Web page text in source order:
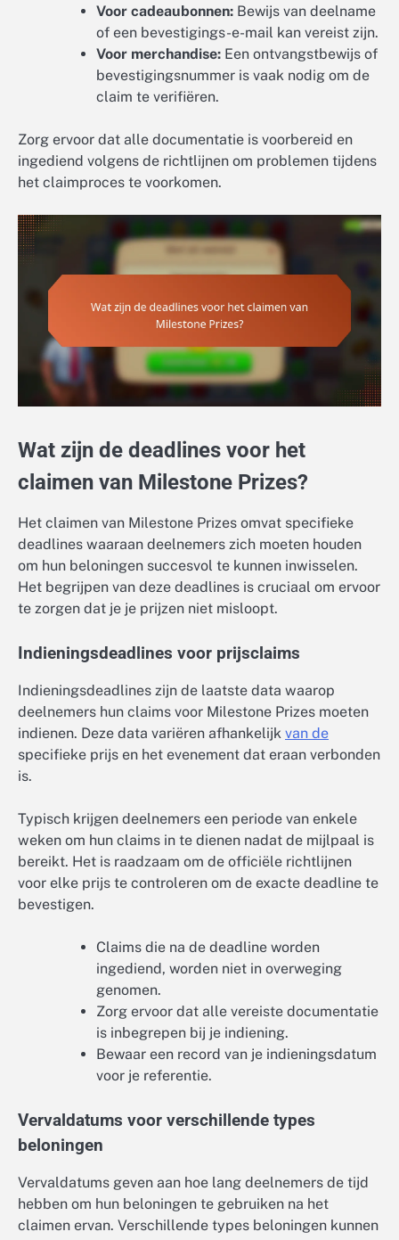
Voor cadeaubonnen: Bewijs van deelname
of een bevestigings-e-mail kan vereist zijn.
Voor merchandise: Een ontvangstbewijs of
bevestigingsnummer is vaak nodig om de
claim te verifiëren.
Zorg ervoor dat alle documentatie is voorbereid en
ingediend volgens de richtlijnen om problemen tijdens
het claimproces te voorkomen.
Wat zijn de deadlines voor het
claimen van Milestone Prizes?
Het claimen van Milestone Prizes omvat specifieke
deadlines waaraan deelnemers zich moeten houden
om hun beloningen succesvol te kunnen inwisselen.
Het begrijpen van deze deadlines is cruciaal om ervoor
te zorgen dat je je prijzen niet misloopt.
Indieningsdeadlines voor prijsclaims
Indieningsdeadlines zijn de laatste data waarop
deelnemers hun claims voor Milestone Prizes moeten
indienen. Deze data variëren afhankelijk van de
specifieke prijs en het evenement dat eraan verbonden
is.
Typisch krijgen deelnemers een periode van enkele
weken om hun claims in te dienen nadat de mijlpaal is
bereikt. Het is raadzaam om de officiële richtlijnen
voor elke prijs te controleren om de exacte deadline te
bevestigen.
Claims die na de deadline worden
ingediend, worden niet in overweging
genomen.
Zorg ervoor dat alle vereiste documentatie
is inbegrepen bij je indiening.
Bewaar een record van je indieningsdatum
voor je referentie.
Vervaldatums voor verschillende types
beloningen
Vervaldatums geven aan hoe lang deelnemers de tijd
hebben om hun beloningen te gebruiken na het
claimen ervan. Verschillende types beloningen kunnen